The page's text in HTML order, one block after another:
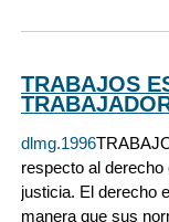
TRABAJOS
dlmg.1996
respecto al
justicia. El derecho
manera que sus